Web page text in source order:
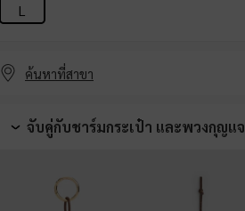
L
ค้นหาที่สาขา
จับคู่กับชาร์มกระเป๋า และพวงกุญแจ